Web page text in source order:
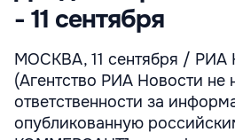
- 11 сентября
МОСКВА, 11 сентября / РИА
(Агентство РИА Новости не
ответственности за
опубликованную